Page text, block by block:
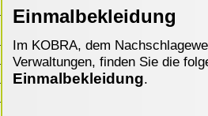
Einmalbekleidung
Im KOBRA, dem
Verwaltungen, finden Sie die
Einmalbekleidung.